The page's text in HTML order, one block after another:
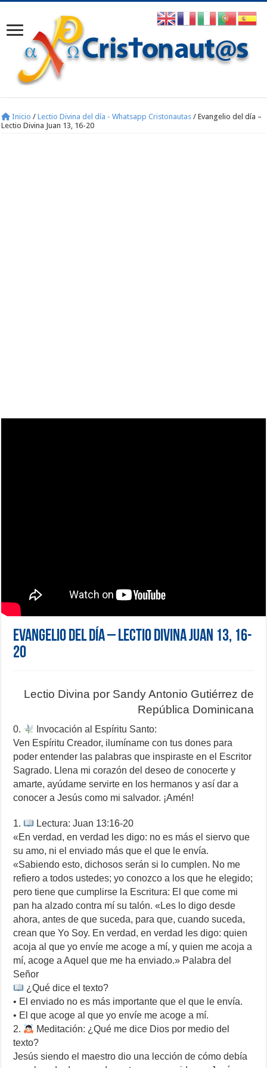
Inicio / Lectio Divina del día - Whatsapp Cristonautas / Evangelio del día –
Lectio Divina Juan 13, 16-20
Evangelio del día – Lectio Divina Juan 13, 16-
20
Lectio Divina por Sandy Antonio Gutiérrez de
República Dominicana
0.
Invocación al Espíritu Santo:
Ven Espíritu Creador, ilumíname con tus dones para
poder entender las palabras que inspiraste en el Escritor
Sagrado. Llena mi corazón del deseo de conocerte y
amarte, ayúdame servirte en los hermanos y así dar a
conocer a Jesús como mi salvador. ¡Amén!
1.
Lectura: Juan 13:16-20
«En verdad, en verdad les digo: no es más el siervo que
su amo, ni el enviado más que el que le envía.
«Sabiendo esto, dichosos serán si lo cumplen. No me
refiero a todos ustedes; yo conozco a los que he elegido;
pero tiene que cumplirse la Escritura: El que come mi
pan ha alzado contra mí su talón. «Les lo digo desde
ahora, antes de que suceda, para que, cuando suceda,
crean que Yo Soy. En verdad, en verdad les digo: quien
acoja al que yo envíe me acoge a mí, y quien me acoja a
mí, acoge a Aquel que me ha enviado.» Palabra del
Señor
¿Qué dice el texto?
• El enviado no es más importante que el que le envía.
• El que acoge al que yo envíe me acoge a mí.
2.
Meditación: ¿Qué me dice Dios por medio del
texto?
Jesús siendo el maestro dio una lección de cómo debía